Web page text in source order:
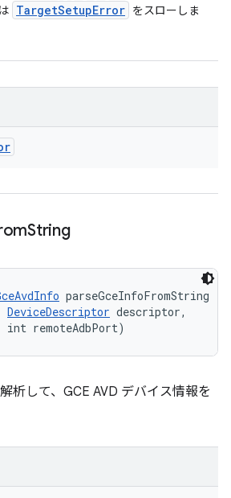
TargetSetupError をスローしま
String
parseGceInfoFromString
DeviceDescriptor descriptor,
int remoteAdbPort)
析して、GCE AVD デバイス情報を